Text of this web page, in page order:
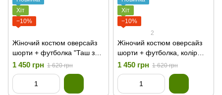
Хіт
−10%
Жіночий костюм оверсайз
шорти + футболка "Таш з
колосками"
1 450 грн 1 620 грн
Хіт
−10%
2
Жіночий костюм оверсайз
шорти + футболка, колір
чорний з колосками
1 450 грн 1 620 грн